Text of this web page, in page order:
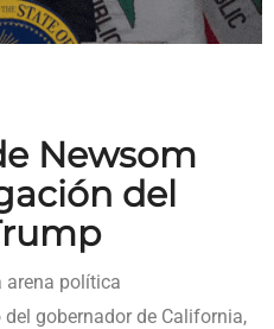
Newsom
del
arena política
gobernador de California,